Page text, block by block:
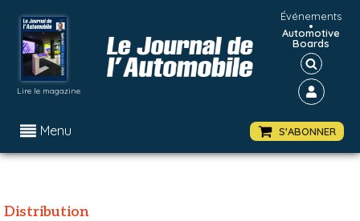
Lire le magazine
Événements
•
Automotive
Boards
Menu S'ABONNER
Distribution